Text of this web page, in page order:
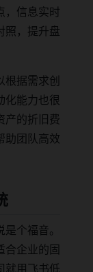
，信息实时
照，提升盘
据需求创
化能力也很
产的折旧费
助团队高效
个福音。
合企业的固
就用飞书低